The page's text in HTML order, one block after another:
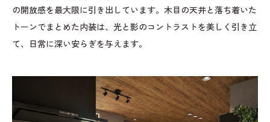
の開放感を最大限に引き出しています。木目の天井と落ち着いた
トーンでまとめた内装は、光と影のコントラストを美しく引き立
て、日常に深い安らぎを与えます。